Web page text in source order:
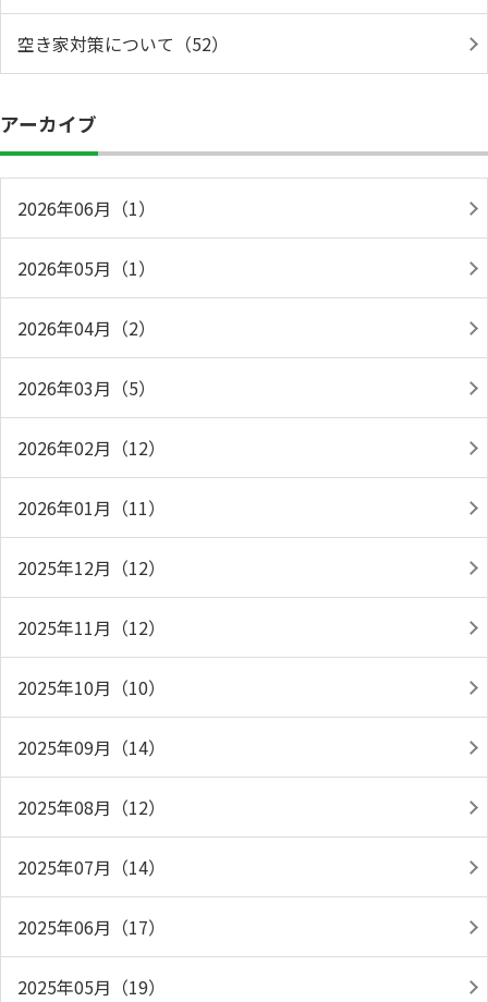
空き家対策について（52）
アーカイブ
2026年06月（1）
2026年05月（1）
2026年04月（2）
2026年03月（5）
2026年02月（12）
2026年01月（11）
2025年12月（12）
2025年11月（12）
2025年10月（10）
2025年09月（14）
2025年08月（12）
2025年07月（14）
2025年06月（17）
2025年05月（19）